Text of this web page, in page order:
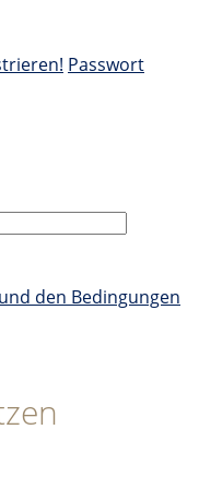
Passwort
den Bedingungen